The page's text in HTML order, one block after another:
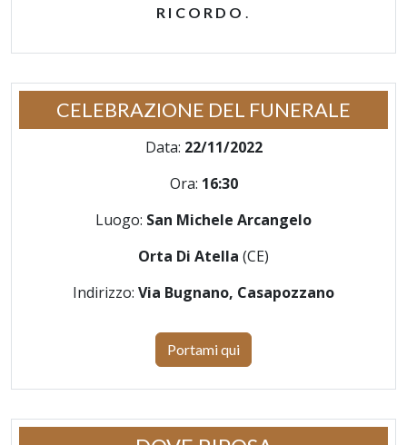
RICORDO .
CELEBRAZIONE DEL FUNERALE
Data: 22/11/2022
Ora: 16:30
Luogo: San Michele Arcangelo
Orta Di Atella (CE)
Indirizzo: Via Bugnano, Casapozzano
Portami qui